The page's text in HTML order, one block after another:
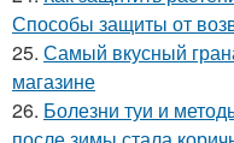
Способы защиты от
25. Самый вкусный
магазине
26. Болезни туи и